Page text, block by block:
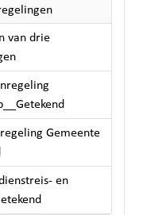
van drie
Gemeente
en